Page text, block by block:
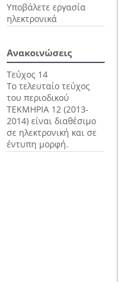
Υποβάλετε εργασία
ηλεκτρονικά
Ανακοινώσεις
Τεύχος 14
Το τελευταίο τεύχος
του περιοδικού
ΤΕΚΜΗΡΙΑ 12 (2013-
2014) είναι διαθέσιμο
σε ηλεκτρονική και σε
έντυπη μορφή.